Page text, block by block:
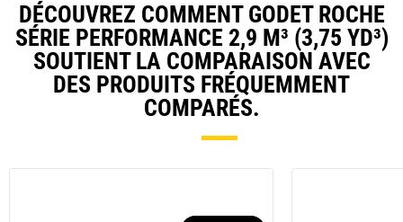
DÉCOUVREZ COMMENT GODET ROCHE
SÉRIE PERFORMANCE 2,9 M³ (3,75 YD³)
SOUTIENT LA COMPARAISON AVEC
DES PRODUITS FRÉQUEMMENT
COMPARÉS.